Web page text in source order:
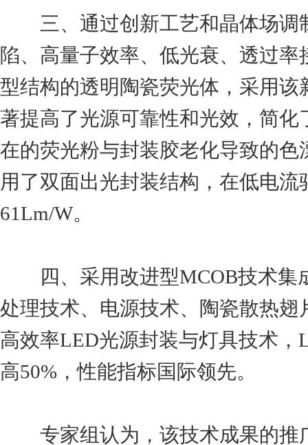
三、通过创新工艺和晶体场调
陷、高量子效率、低光衰、透过
型结构的透明陶瓷荧光体，采用
著提高了光源可靠性和光效，简
在的荧光粉与封装胶老化导致的
用了双面出光封装结构，在低电
61Lm/W。
四、采用改进型MCOB技术集
处理技术、电源技术、陶瓷散热
高效率LED光源封装与灯具技术
高50%，性能指标国际领先。
专家组认为，该技术成果的推